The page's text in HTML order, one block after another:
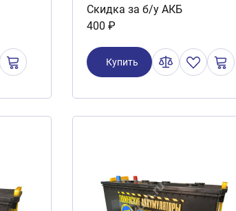
Скидка за б/у АКБ
400 ₽
Купить